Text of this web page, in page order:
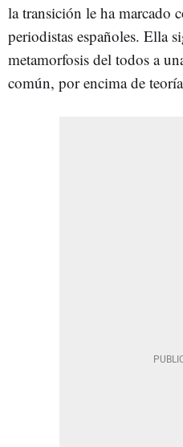
la transición le ha marcado
periodistas españoles. Ella
metamorfosis del todos a
común, por encima de